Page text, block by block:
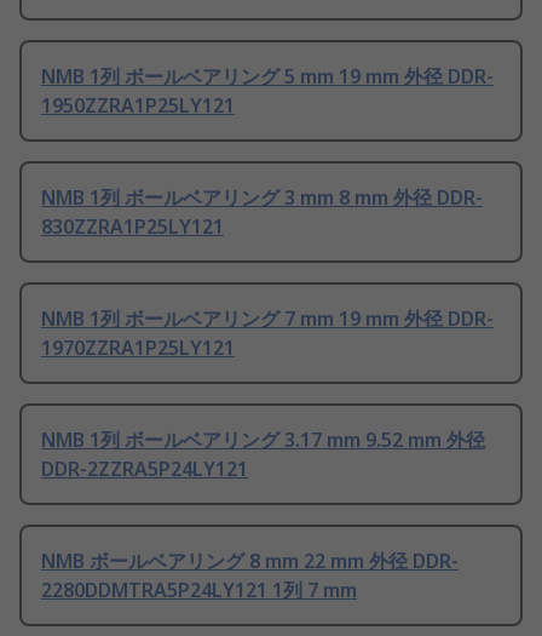
NMB 1列 ボールベアリング 5 mm 19 mm 外径 DDR-
1950ZZRA1P25LY121
NMB 1列 ボールベアリング 3 mm 8 mm 外径 DDR-
830ZZRA1P25LY121
NMB 1列 ボールベアリング 7 mm 19 mm 外径 DDR-
1970ZZRA1P25LY121
NMB 1列 ボールベアリング 3.17 mm 9.52 mm 外径
DDR-2ZZRA5P24LY121
NMB ボールベアリング 8 mm 22 mm 外径 DDR-
2280DDMTRA5P24LY121 1列 7 mm